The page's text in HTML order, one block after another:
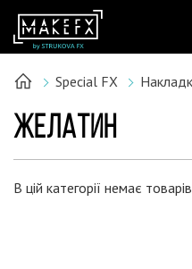
Special FX
ЖЕЛАТИН
В цій категорії немає